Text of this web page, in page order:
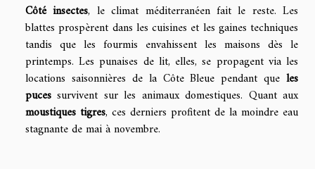
Côté insectes, le climat méditerranéen fait le reste. Les
blattes prospèrent dans les cuisines et les gaines techniques
tandis que les fourmis envahissent les maisons dès le
printemps. Les punaises de lit, elles, se propagent via les
locations saisonnières de la Côte Bleue pendant que les
pucessurvivent sur les animaux domestiques. Quant aux
moustiques tigres, ces derniers profitent de la moindre eau
stagnante de mai à novembre.